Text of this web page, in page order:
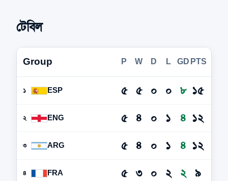
টেবিল
Group P W D L GD PTS
১ ESP ৫ ৫ ০ ০ ৮ ১৫
২ ENG ৫ ৪ ০ ১ ৪ ১২
৩ ARG ৫ ৪ ০ ১ ৪ ১২
৪ FRA ৫ ৩ ০ ২ ২ ৯